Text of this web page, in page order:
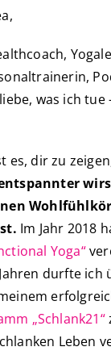
was ich tue
es, dir zu
Im Jahr 2018
Yoga“
durfte ich
„Schlank21“
Leben